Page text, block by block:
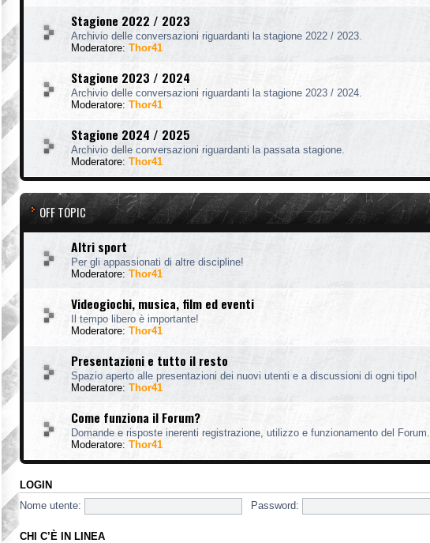
Stagione 2022 / 2023
Archivio delle conversazioni riguardanti la stagione 2022 / 2023.
Moderatore: Thor41
Stagione 2023 / 2024
Archivio delle conversazioni riguardanti la stagione 2023 / 2024.
Moderatore: Thor41
Stagione 2024 / 2025
Archivio delle conversazioni riguardanti la passata stagione.
Moderatore: Thor41
OFF TOPIC
Altri sport
Per gli appassionati di altre discipline!
Moderatore: Thor41
Videogiochi, musica, film ed eventi
Il tempo libero è importante!
Moderatore: Thor41
Presentazioni e tutto il resto
Spazio aperto alle presentazioni dei nuovi utenti e a discussioni di ogni tipo!
Moderatore: Thor41
Come funziona il Forum?
Domande e risposte inerenti registrazione, utilizzo e funzionamento del Forum.
Moderatore: Thor41
LOGIN
Nome utente: Password:
CHI C’È IN LINEA